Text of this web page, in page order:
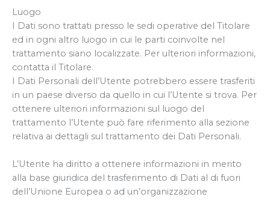
Luogo
I Dati sono trattati presso le sedi operative del Titolare
ed in ogni altro luogo in cui le parti coinvolte nel
trattamento siano localizzate. Per ulteriori informazioni,
contatta il Titolare.
I Dati Personali dell’Utente potrebbero essere trasferiti
in un paese diverso da quello in cui l’Utente si trova. Per
ottenere ulteriori informazioni sul luogo del
trattamento l’Utente può fare riferimento alla sezione
relativa ai dettagli sul trattamento dei Dati Personali.
L’Utente ha diritto a ottenere informazioni in merito
alla base giuridica del trasferimento di Dati al di fuori
dell’Unione Europea o ad un’organizzazione